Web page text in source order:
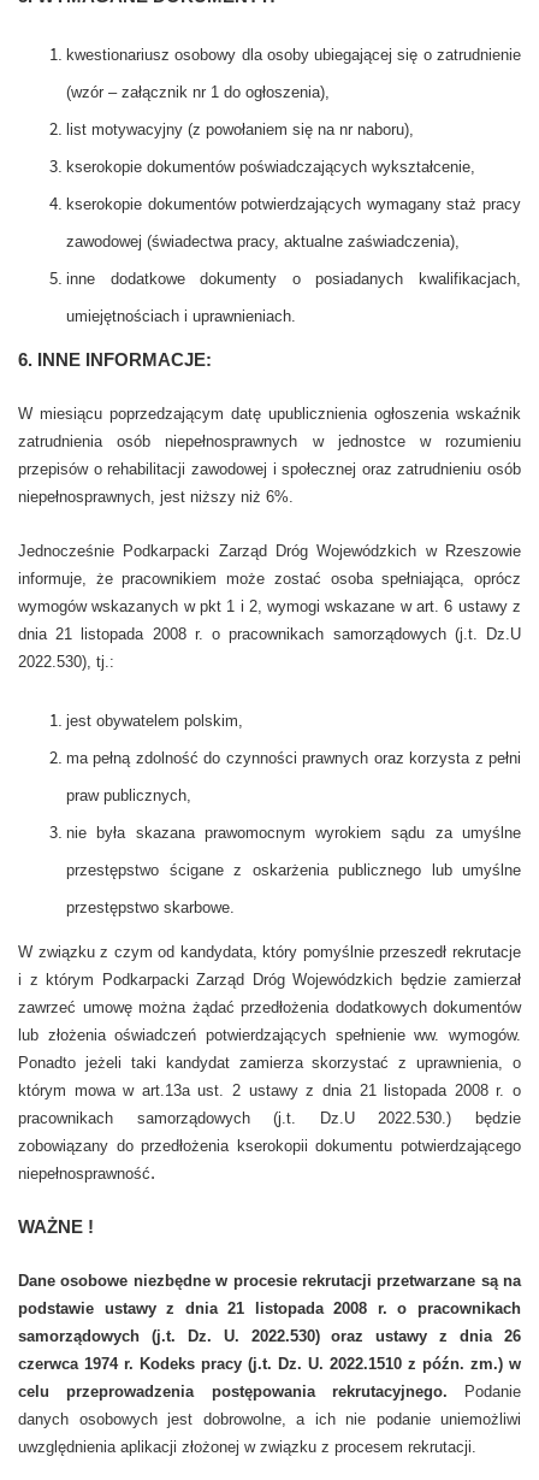
kwestionariusz osobowy dla osoby ubiegającej się o zatrudnienie
(wzór – załącznik nr 1 do ogłoszenia),
list motywacyjny (z powołaniem się na nr naboru),
kserokopie dokumentów poświadczających wykształcenie,
kserokopie dokumentów potwierdzających wymagany staż pracy
zawodowej (świadectwa pracy, aktualne zaświadczenia),
inne dodatkowe dokumenty o posiadanych kwalifikacjach,
umiejętnościach i uprawnieniach.
6. INNE INFORMACJE:
W miesiącu poprzedzającym datę upublicznienia ogłoszenia wskaźnik
zatrudnienia osób niepełnosprawnych w jednostce w rozumieniu
przepisów o rehabilitacji zawodowej i społecznej oraz zatrudnieniu osób
niepełnosprawnych, jest niższy niż 6%.
Jednocześnie Podkarpacki Zarząd Dróg Wojewódzkich w Rzeszowie
informuje, że pracownikiem może zostać osoba spełniająca, oprócz
wymogów wskazanych w pkt 1 i 2, wymogi wskazane w art. 6 ustawy z
dnia 21 listopada 2008 r. o pracownikach samorządowych (j.t. Dz.U
2022.530), tj.:
jest obywatelem polskim,
ma pełną zdolność do czynności prawnych oraz korzysta z pełni
praw publicznych,
nie była skazana prawomocnym wyrokiem sądu za umyślne
przestępstwo ścigane z oskarżenia publicznego lub umyślne
przestępstwo skarbowe.
W związku z czym od kandydata, który pomyślnie przeszedł rekrutacje
i z którym Podkarpacki Zarząd Dróg Wojewódzkich będzie zamierzał
zawrzeć umowę można żądać przedłożenia dodatkowych dokumentów
lub złożenia oświadczeń potwierdzających spełnienie ww. wymogów.
Ponadto jeżeli taki kandydat zamierza skorzystać z uprawnienia, o
którym mowa w art.13a ust. 2 ustawy z dnia 21 listopada 2008 r. o
pracownikach samorządowych (j.t. Dz.U 2022.530.) będzie
zobowiązany do przedłożenia kserokopii dokumentu potwierdzającego
niepełnosprawność.
WAŻNE !
Dane osobowe niezbędne w procesie rekrutacji przetwarzane są na
podstawie ustawy z dnia 21 listopada 2008 r. o pracownikach
samorządowych (j.t. Dz. U. 2022.530) oraz ustawy z dnia 26
czerwca 1974 r. Kodeks pracy (j.t. Dz. U. 2022.1510 z późn. zm.) w
celu przeprowadzenia postępowania rekrutacyjnego.
Podanie
danych osobowych jest dobrowolne, a ich nie podanie uniemożliwi
uwzględnienia aplikacji złożonej w związku z procesem rekrutacji.